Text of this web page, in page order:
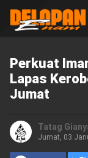
Perkuat
Lapas
Jumat
Tatag
Jumat, 03